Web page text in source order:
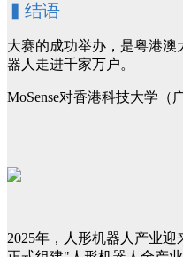
▍结语
大赛的成功举办，是粤港澳
器人走进千家万户。
MoSense对香港科技大学
2025年，人形机器人产业